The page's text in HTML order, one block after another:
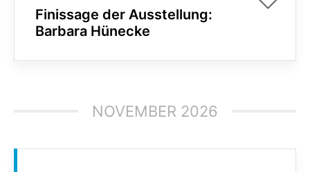
Finissage der Ausstellung:
Barbara Hünecke
NOVEMBER 2026